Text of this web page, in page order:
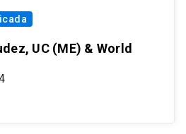
UC (ME) & World